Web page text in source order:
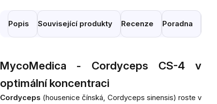
Popis Související produkty Recenze Poradna
MycoMedica - Cordyceps CS-4 v
optimální koncentraci
Cordyceps (housenice čínská, Cordyceps sinensis) roste v